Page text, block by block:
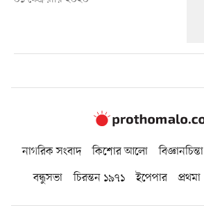
নাগরিক সংবাদ কিশোর আলো বিজ্ঞানচিন্তা
বন্ধুসভা
চিরন্তন ১৯৭১ ইপেপার প্রথমা